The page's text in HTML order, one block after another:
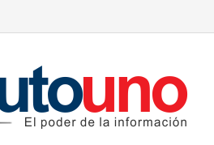
de hasta 4 mil pesos por becerro